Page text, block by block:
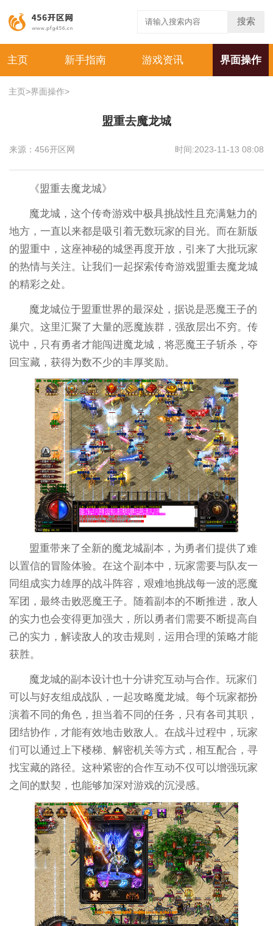
搜索
主页 新手指南 游戏资讯 界面操作
主页>界面操作>
盟重去魔龙城
来源：456开区网 时间:2023-11-13 08:08
《盟重去魔龙城》
魔龙城，这个传奇游戏中极具挑战性且充满魅力的
地方，一直以来都是吸引着无数玩家的目光。而在新版
的盟重中，这座神秘的城堡再度开放，引来了大批玩家
的热情与关注。让我们一起探索传奇游戏盟重去魔龙城
的精彩之处。
魔龙城位于盟重世界的最深处，据说是恶魔王子的
巢穴。这里汇聚了大量的恶魔族群，强敌层出不穷。传
说中，只有勇者才能闯进魔龙城，将恶魔王子斩杀，夺
回宝藏，获得为数不少的丰厚奖励。
盟重带来了全新的魔龙城副本，为勇者们提供了难
以置信的冒险体验。在这个副本中，玩家需要与队友一
同组成实力雄厚的战斗阵容，艰难地挑战每一波的恶魔
军团，最终击败恶魔王子。随着副本的不断推进，敌人
的实力也会变得更加强大，所以勇者们需要不断提高自
己的实力，解读敌人的攻击规则，运用合理的策略才能
获胜。
魔龙城的副本设计也十分讲究互动与合作。玩家们
可以与好友组成战队，一起攻略魔龙城。每个玩家都扮
演着不同的角色，担当着不同的任务，只有各司其职，
团结协作，才能有效地击败敌人。在战斗过程中，玩家
们可以通过上下楼梯、解密机关等方式，相互配合，寻
找宝藏的路径。这种紧密的合作互动不仅可以增强玩家
之间的默契，也能够加深对游戏的沉浸感。